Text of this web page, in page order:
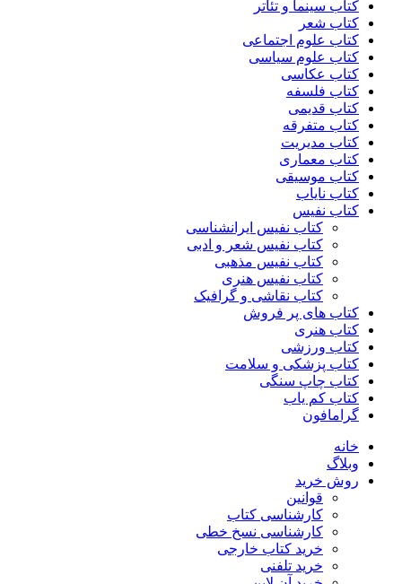
کتاب سینما و تئاتر
کتاب شعر
کتاب علوم اجتماعی
کتاب علوم سیاسی
کتاب عکاسی
کتاب فلسفه
کتاب قدیمی
کتاب متفرقه
کتاب مدیریت
کتاب معماری
کتاب موسیقی
کتاب نایاب
کتاب نفیس
کتاب نفیس ایرانشناسی
کتاب نفیس شعر و ادبی
کتاب نفیس مذهبی
کتاب نفیس هنری
کتاب نقاشی و گرافیک
کتاب های پر فروش
کتاب هنری
کتاب ورزشی
کتاب پزشکی و سلامت
کتاب چاپ سنگی
کتاب کم یاب
گرامافون
خانه
وبلاگ
روش خرید
قوانین
کارشناسی کتاب
کارشناسی نسخ خطی
خرید کتاب خارجی
خرید تلفنی